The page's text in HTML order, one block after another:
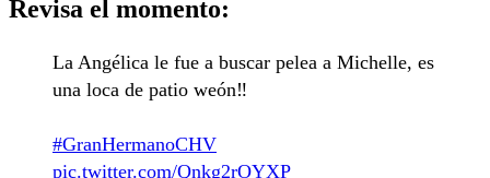
Revisa el momento:
La Angélica le fue a buscar pelea a Michelle, es
una loca de patio weón‼️
#GranHermanoCHV
pic.twitter.com/Qnkg2rOYXP